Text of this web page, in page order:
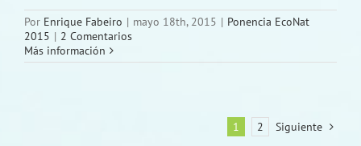
Por Enrique Fabeiro | mayo 18th, 2015 | Ponencia EcoNat
2015 | 2 Comentarios
Más información
1 2 Siguiente